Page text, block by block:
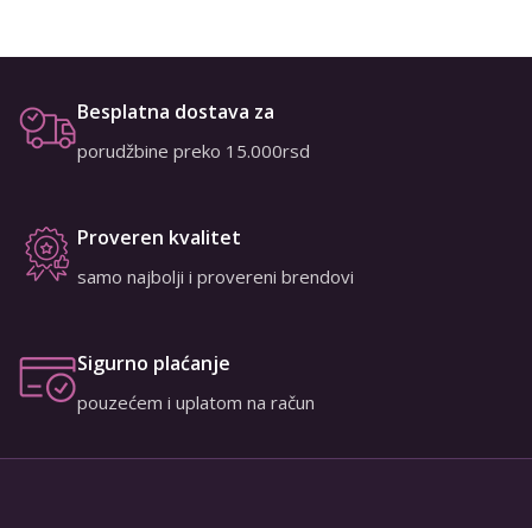
Besplatna dostava za
porudžbine preko 15.000rsd
Proveren kvalitet
samo najbolji i provereni brendovi
Sigurno plaćanje
pouzećem i uplatom na račun